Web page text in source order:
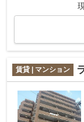
賃貸 | マンション